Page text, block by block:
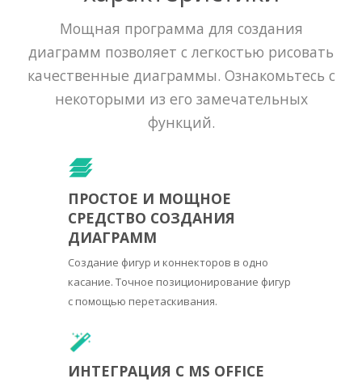
Мощная программа для создания
диаграмм позволяет с легкостью рисовать
качественные диаграммы. Ознакомьтесь с
некоторыми из его замечательных
функций.
ПРОСТОЕ И МОЩНОЕ
СРЕДСТВО СОЗДАНИЯ
ДИАГРАММ
Создание фигур и коннекторов в одно
касание. Точное позиционирование фигур
с помощью перетаскивания.
ИНТЕГРАЦИЯ С MS OFFICE